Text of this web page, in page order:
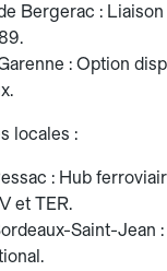
Bergerac :
: Option
locales :
: Hub
et TER.
Saint-Jean